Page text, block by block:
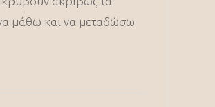
μάθω και να μεταδώσω